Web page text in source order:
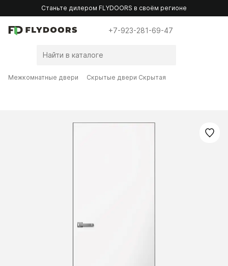
Станьте дилером FLYDOORS в своём регионе
+7-923-281-69-47
Межкомнатные двери Скрытые двери Скрытая